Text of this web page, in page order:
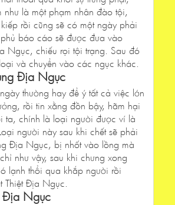
như là một phạm nhân đào tội,
rồi cũng sẽ có một ngày phải
báo cáo sẽ được đưa vào
Ngục, chiếu rọi tội trạng. Sau đó
và chuyển vào các ngục khác.
Địa Ngục
thường hay để ý tất cả việc lớn
rồi tin xằng đồn bậy, hãm hại
ta, chính là loại người được ví là
người này sau khi chết sẽ phải
Địa Ngục, bị nhốt vào lồng mà
như vậy, sau khi chưng xong
lạnh thổi qua khắp người rồi
Thiệt Địa Ngục.
Địa Ngục